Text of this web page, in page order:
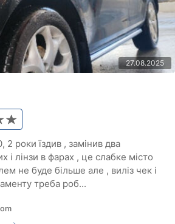
27.08.2025
роки їздив , замінив два
і лінзи в фарах , це слабке місто
треба роб...